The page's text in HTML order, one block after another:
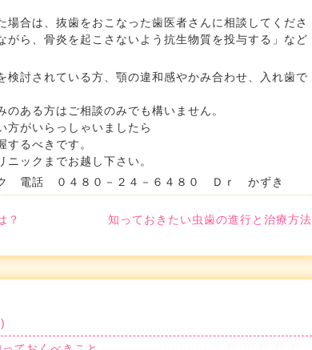
合は、抜歯をおこなった歯医者さんに相談してくださ
がら、骨炎を起こさないよう抗生物質を投与する」など
検討されている方、顎の違和感やかみ合わせ、入れ歯で
ある方はご相談のみでも構いません。
方がいらっしゃいましたら
るべきです。
ックまでお越し下さい。
電話 ０４８０－２４－６４８０ Ｄｒ かずき
？ 知っておきたい虫歯の進行と治療方法